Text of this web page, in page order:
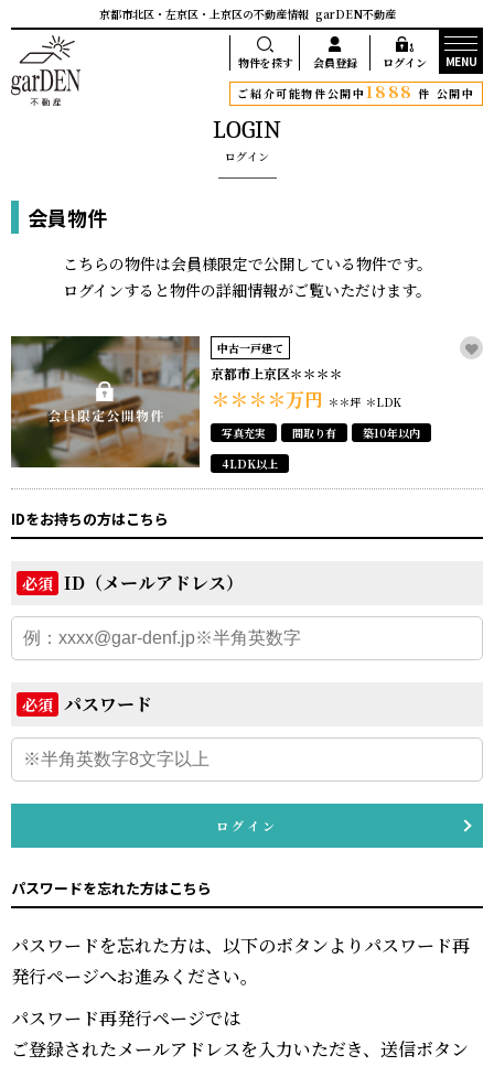
京都市北区・左京区・上京区の不動産情報 garDEN不動産
物件を探す 会員登録 ログイン
MENU
ご紹介可能物件公開中1888 件 公開中
LOGIN
ログイン
会員物件
こちらの物件は会員様限定で公開している物件です。
ログインすると物件の詳細情報がご覧いただけます。
中古一戸建て
京都市上京区＊＊＊＊
＊＊＊＊万円 ＊＊坪 ＊LDK
写真充実
間取り有
築10年以内
4LDK以上
IDをお持ちの方はこちら
必須 ID（メールアドレス）
必須 パスワード
ログイン
パスワードを忘れた方はこちら
パスワードを忘れた方は、以下のボタンよりパスワード再
発行ページへお進みください。
パスワード再発行ページでは
ご登録されたメールアドレスを入力いただき、送信ボタン